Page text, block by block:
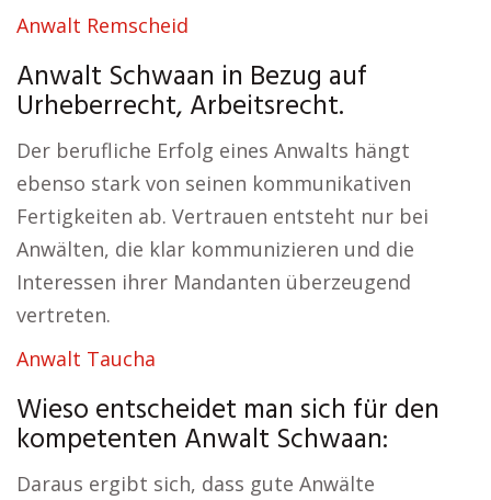
Anwalt Remscheid
Anwalt Schwaan in Bezug auf
Urheberrecht, Arbeitsrecht.
Der berufliche Erfolg eines Anwalts hängt
ebenso stark von seinen kommunikativen
Fertigkeiten ab. Vertrauen entsteht nur bei
Anwälten, die klar kommunizieren und die
Interessen ihrer Mandanten überzeugend
vertreten.
Anwalt Taucha
Wieso entscheidet man sich für den
kompetenten Anwalt Schwaan:
Daraus ergibt sich, dass gute Anwälte